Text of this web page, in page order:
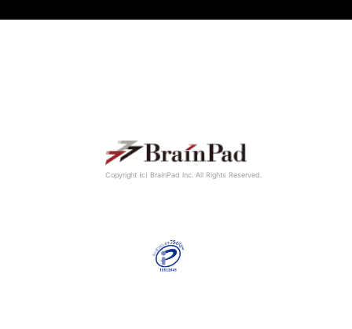
Copyright (c) BrainPad lnc. All Rights Reserved.